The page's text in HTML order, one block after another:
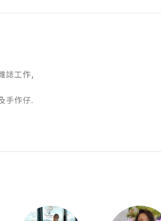
誌工作,
手作仔.